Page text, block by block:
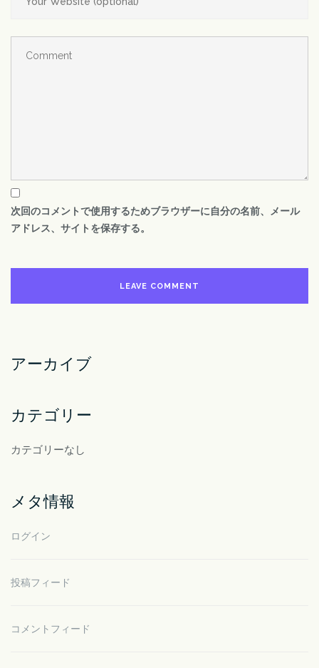
次回のコメントで使用するためブラウザーに自分の名前、メール
アドレス、サイトを保存する。
アーカイブ
カテゴリー
カテゴリーなし
メタ情報
ログイン
投稿フィード
コメントフィード